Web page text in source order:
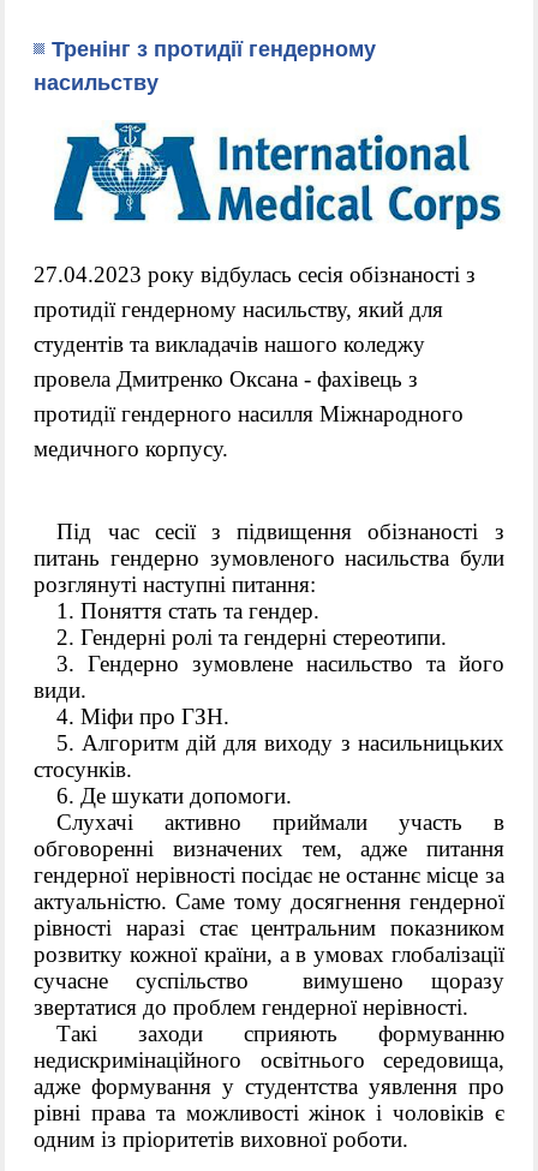
Тренінг з протидії гендерному
насильству
27.04.2023 року відбулась сесія обізнаності з
протидії гендерному насильству, який для
студентів та викладачів нашого коледжу
провела Дмитренко Оксана - фахівець з
протидії гендерного насилля Міжнародного
медичного корпусу.
Під час сесії з підвищення обізнаності з
питань гендерно зумовленого насильства були
розглянуті наступні питання:
1. Поняття стать та гендер.
2. Гендерні ролі та гендерні стереотипи.
3. Гендерно зумовлене насильство та його
види.
4. Міфи про ГЗН.
5. Алгоритм дій для виходу з насильницьких
стосунків.
6. Де шукати допомоги.
Слухачі активно приймали участь в
обговоренні визначених тем, адже питання
гендерної нерівності посідає не останнє місце за
актуальністю. Саме тому досягнення гендерної
рівності наразі стає центральним показником
розвитку кожної країни, а в умовах глобалізації
сучасне суспільство  вимушено щоразу
звертатися до проблем гендерної нерівності.
Такі заходи сприяють формуванню
недискримінаційного освітнього середовища,
адже формування у студентства уявлення про
рівні права та можливості жінок і чоловіків є
одним із пріоритетів виховної роботи.